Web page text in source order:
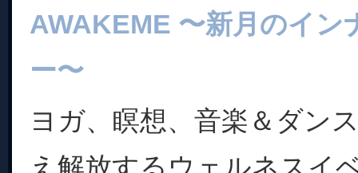
AWAKEME 〜新月のイン
ー〜
ヨガ、瞑想、音楽＆ダン
え解放するウェルネスイ